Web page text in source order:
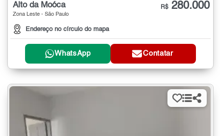
Alto da Moóca
Zona Leste - São Paulo
Endereço no círculo do mapa
R$ 280.000
WhatsApp Contatar